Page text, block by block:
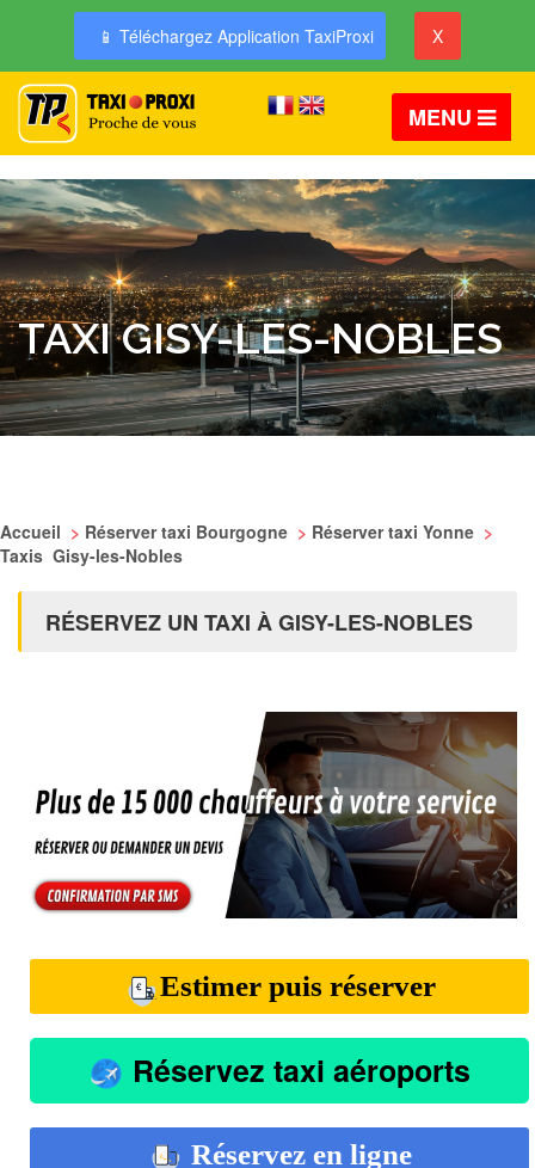
📱 Téléchargez Application TaxiProxi X
MENU
TAXI GISY-LES-NOBLES
Accueil > Réserver taxi Bourgogne > Réserver taxi Yonne >
Taxis Gisy-les-Nobles
RÉSERVEZ UN TAXI À GISY-LES-NOBLES
Estimer puis réserver
Réservez taxi aéroports
Réservez en ligne